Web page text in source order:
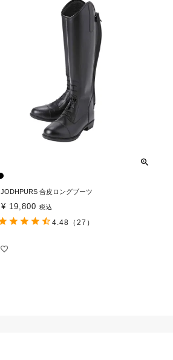
JODHPURS 合皮ロングブーツ
¥ 19,800 税込
4.48 （27）